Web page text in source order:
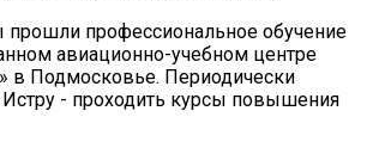
прошли профессиональное обучение
авиационно-учебном центре
в Подмосковье. Периодически
- проходить курсы повышения